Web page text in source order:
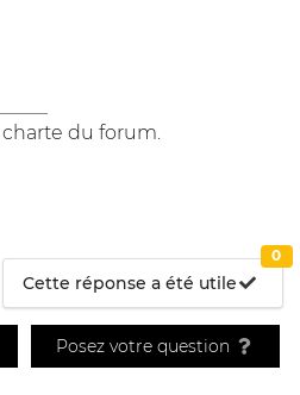
charte du forum
Cette réponse a été utile
0
Posez votre question